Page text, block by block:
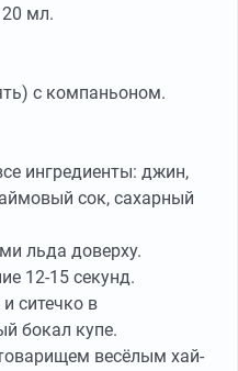
мл.
с компаньоном.
ингредиенты: джин,
сок, сахарный
льда доверху.
12-15 секунд.
ситечко в
бокал купе.
весёлым хай-